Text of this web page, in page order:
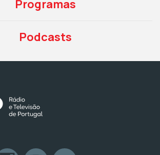
Programas
Podcasts